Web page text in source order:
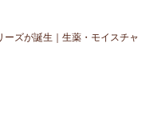
ーズが誕生｜生薬・モイスチャ